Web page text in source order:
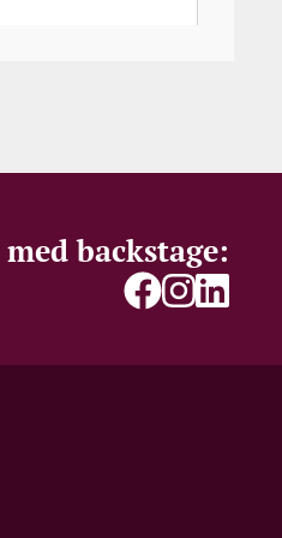
med
som
backstage: